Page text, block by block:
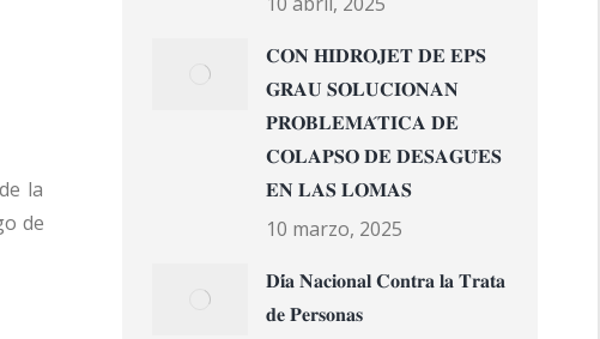
la
de
𝐂𝐎𝐍 𝐇𝐈𝐃𝐑𝐎𝐉𝐄𝐓 𝐃𝐄 𝐄𝐏𝐒
𝐆𝐑𝐀𝐔 𝐒𝐎𝐋𝐔𝐂𝐈𝐎𝐍𝐀𝐍
𝐏𝐑𝐎𝐁𝐋𝐄𝐌𝐀́𝐓𝐈𝐂𝐀 𝐃𝐄
𝐂𝐎𝐋𝐀𝐏𝐒𝐎 𝐃𝐄 𝐃𝐄𝐒𝐀𝐆𝐔̈𝐄𝐒
𝐄𝐍 𝐋𝐀𝐒 𝐋𝐎𝐌𝐀𝐒
10 marzo, 2025
𝐃𝐢́𝐚 𝐍𝐚𝐜𝐢𝐨𝐧𝐚𝐥 𝐂𝐨𝐧𝐭𝐫𝐚 𝐥𝐚 𝐓𝐫𝐚𝐭𝐚
𝐝𝐞 𝐏𝐞𝐫𝐬𝐨𝐧𝐚𝐬